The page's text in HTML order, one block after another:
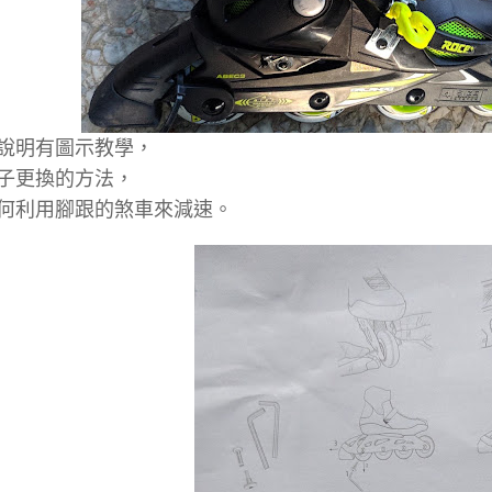
明有圖示教學，
更換的方法，
利用腳跟的煞車來減速。